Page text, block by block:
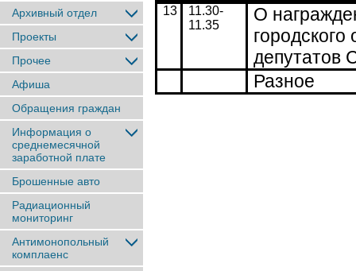
Архивный отдел
Проекты
Прочее
Афиша
Обращения граждан
Информация о
среднемесячной
заработной плате
Брошенные авто
Радиационный
мониторинг
Антимонопольный
комплаенс
13
11.30-
11.35
О
депутатов
Разное